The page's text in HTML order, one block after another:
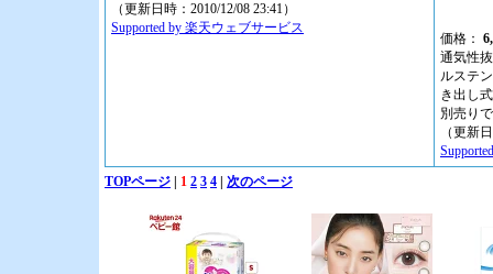
（更新日時：2010/12/08 23:41）
Supported by 楽天ウェブサービス
価格：
通気性
ルステ
き出し
別売り
（更新
TOPページ
1 2 3 4 次のページ